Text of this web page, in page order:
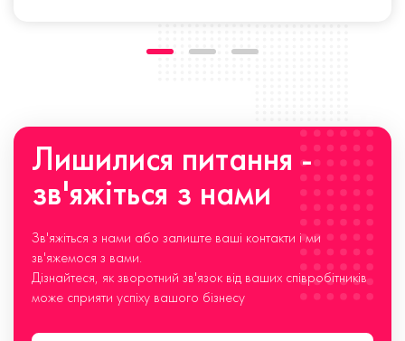
Лишилися питання -
зв'яжіться з нами
Зв'яжіться з нами або залиште ваші контакти і ми
зв'яжемося з вами.
Дізнайтеся, як зворотний зв'язок від ваших співробітників
може сприяти успіху вашого бізнесу